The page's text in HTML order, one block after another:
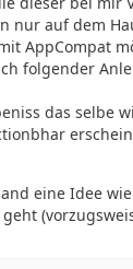
nur auf dem
AppCompat
folgender
das selbe
eine Idee